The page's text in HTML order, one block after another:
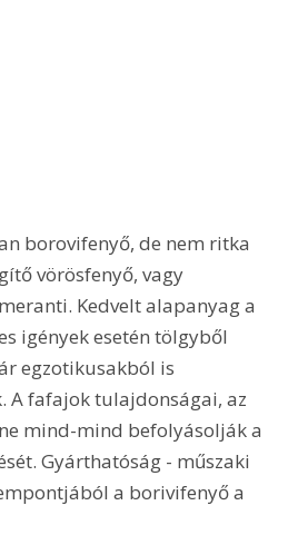
borovifenyő, de nem ritka
vörösfenyő, vagy
Kedvelt alapanyag a
igények esetén tölgyből
egzotikusakból is
A fafajok tulajdonságai, az
mind-mind befolyásolják a
Gyárthatóság - műszaki
a borivifenyő a